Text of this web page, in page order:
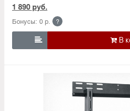
1 890 руб.
Бонусы: 0 р. ?
